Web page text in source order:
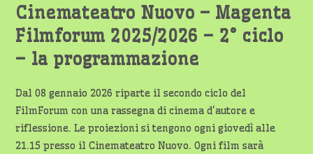
DUE
FILM
DA
NON
PERDERE
A
MAGENTA
Cinemateatro Nuovo – Magenta
Filmforum 2025/2026 – 2° ciclo
– la programmazione
Dal 08 gennaio 2026 riparte il secondo ciclo del
FilmForum con una rassegna di cinema d'autore e
riflessione. Le proiezioni si tengono ogni giovedì alle
21.15 presso il Cinemateatro Nuovo. Ogni film sarà